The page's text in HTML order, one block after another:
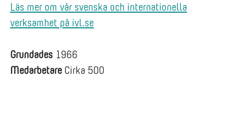
Läs mer om vår svenska och internationella
verksamhet på ivl.se
Grundades 1966
Medarbetare Cirka 500